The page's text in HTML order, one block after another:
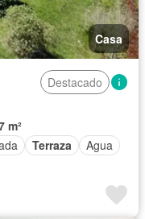
Casa
Destacado
m²
Terraza
Agua